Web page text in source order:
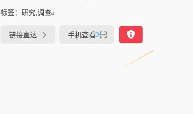
标签： 研究,调查
链接直达 手机查看